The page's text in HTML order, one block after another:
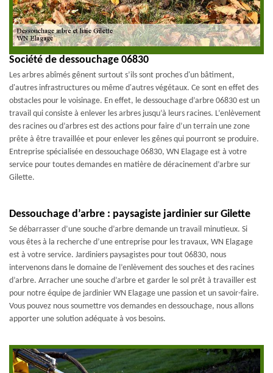
Société de dessouchage 06830
Les arbres abîmés gênent surtout s’ils sont proches d'un bâtiment,
d'autres infrastructures ou même d'autres végétaux. Ce sont en effet des
obstacles pour le voisinage. En effet, le dessouchage d’arbre 06830 est un
travail qui consiste à enlever les arbres jusqu’à leurs racines. L’enlèvement
des racines ou d’arbres est des actions pour faire d’un terrain une zone
prête à être travaillée et pour enlever les gênes qui pourront se produire.
Entreprise spécialisée en dessouchage 06830, WN Elagage est à votre
service pour toutes demandes en matière de déracinement d’arbre sur
Gilette.
Dessouchage d’arbre : paysagiste jardinier sur Gilette
Se débarrasser d’une souche d’arbre demande un travail minutieux. Si
vous êtes à la recherche d’une entreprise pour les travaux, WN Elagage
est à votre service. Jardiniers paysagistes pour tout 06830, nous
intervenons dans le domaine de l’enlèvement des souches et des racines
d’arbre. Arracher une souche d’arbre et garder le sol prêt à travailler est
pour notre équipe de jardinier WN Elagage une passion et un savoir-faire.
Vous pouvez nous soumettre vos demandes en dessouchage, nous allons
apporter une solution adéquate à vos besoins.